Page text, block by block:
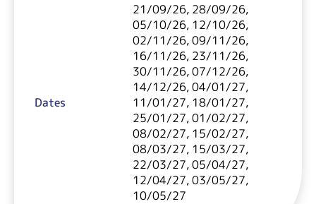
Dates
21/09/26, 28/09/26,
05/10/26, 12/10/26,
02/11/26, 09/11/26,
16/11/26, 23/11/26,
30/11/26, 07/12/26,
14/12/26, 04/01/27,
11/01/27, 18/01/27,
25/01/27, 01/02/27,
08/02/27, 15/02/27,
08/03/27, 15/03/27,
22/03/27, 05/04/27,
12/04/27, 03/05/27,
10/05/27